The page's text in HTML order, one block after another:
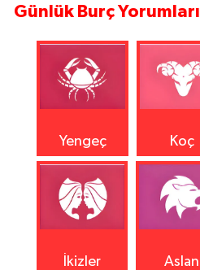
Günlük Burç Yorumları
Yengeç Koç
İkizler Aslan